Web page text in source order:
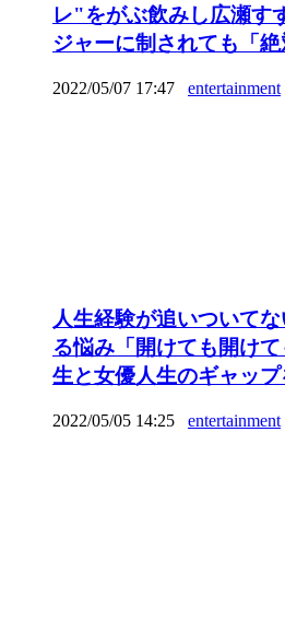
レ"をがぶ飲みし広瀬す
ジャーに制されても「絶
2022/05/07 17:47 entertainment
人生経験が追いついて
る悩み「開けても開け
生と女優人生のギャッ
2022/05/05 14:25 entertainment